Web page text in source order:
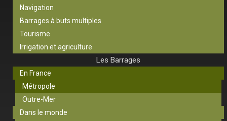
Navigation
Barrages à buts multiples
Tourisme
Irrigation et agriculture
Les Barrages
En France
Métropole
Outre-Mer
Dans le monde